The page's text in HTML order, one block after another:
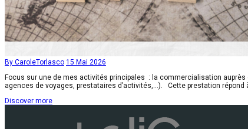
By CaroleTorlasco 15 Mai 2026
Focus sur une de mes activités principales : la commercialisation
agences de voyages, prestataires d’activités,…). Cette prestation répond
Discover more